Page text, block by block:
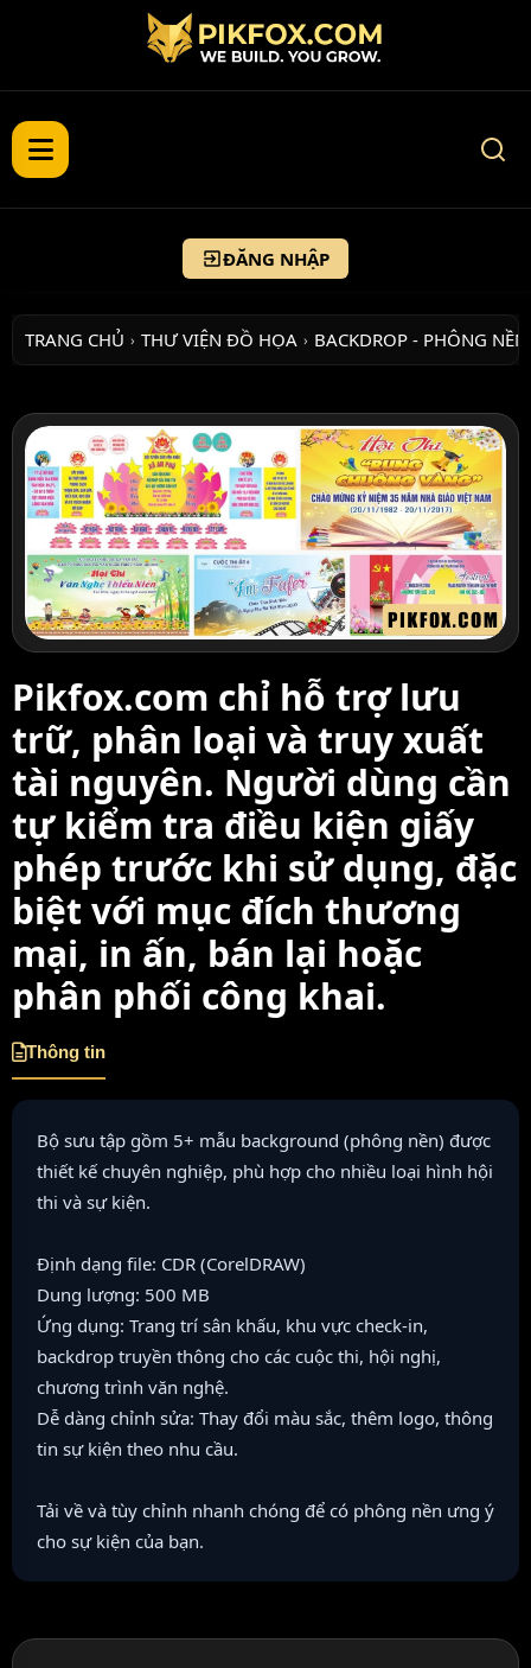
ĐĂNG NHẬP
TRANG CHỦ › THƯ VIỆN ĐỒ HỌA › BACKDROP - PHÔNG NỀN
Pikfox.com chỉ hỗ trợ lưu
trữ, phân loại và truy xuất
tài nguyên. Người dùng cần
tự kiểm tra điều kiện giấy
phép trước khi sử dụng, đặc
biệt với mục đích thương
mại, in ấn, bán lại hoặc
phân phối công khai.
Thông tin
Bộ sưu tập gồm 5+ mẫu background (phông nền) được
thiết kế chuyên nghiệp, phù hợp cho nhiều loại hình hội
thi và sự kiện.
Định dạng file: CDR (CorelDRAW)
Dung lượng: 500 MB
Ứng dụng: Trang trí sân khấu, khu vực check-in,
backdrop truyền thông cho các cuộc thi, hội nghị,
chương trình văn nghệ.
Dễ dàng chỉnh sửa: Thay đổi màu sắc, thêm logo, thông
tin sự kiện theo nhu cầu.
Tải về và tùy chỉnh nhanh chóng để có phông nền ưng ý
cho sự kiện của bạn.